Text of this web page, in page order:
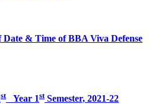
& Time of BBA Viva Defense
stYear 1stSemester, 2021-22